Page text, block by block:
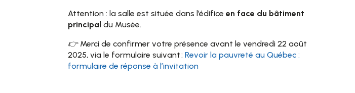
Attention : la salle est située dans l’édificeen face du bâtiment
principal du Musée.
👉 Merci de confirmer votre présence avant le vendredi 22 août
2025, via le formulaire suivant :Revoir la pauvreté au Québec :
formulaire de réponse à l’invitation